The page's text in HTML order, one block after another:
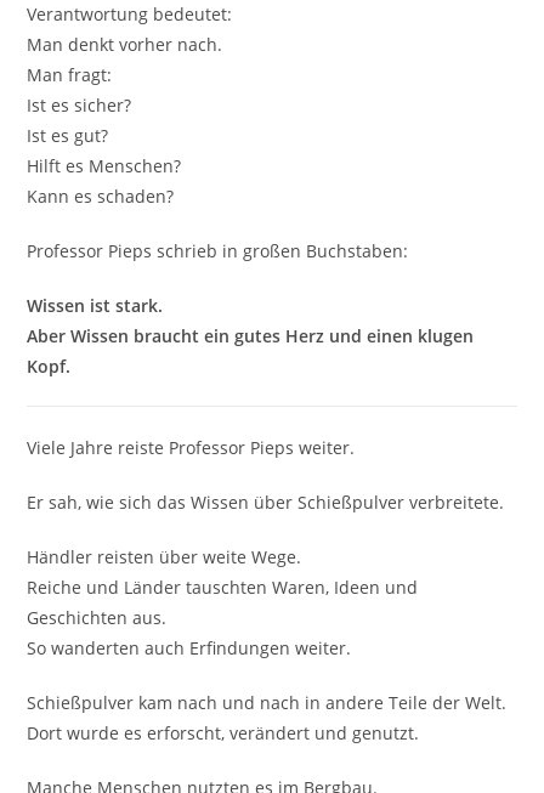
Verantwortung bedeutet:
Man denkt vorher nach.
Man fragt:
Ist es sicher?
Ist es gut?
Hilft es Menschen?
Kann es schaden?
Professor Pieps schrieb in großen Buchstaben:
Wissen ist stark.
Aber Wissen braucht ein gutes Herz und einen klugen
Kopf.
Viele Jahre reiste Professor Pieps weiter.
Er sah, wie sich das Wissen über Schießpulver verbreitete.
Händler reisten über weite Wege.
Reiche und Länder tauschten Waren, Ideen und
Geschichten aus.
So wanderten auch Erfindungen weiter.
Schießpulver kam nach und nach in andere Teile der Welt.
Dort wurde es erforscht, verändert und genutzt.
Manche Menschen nutzten es im Bergbau.